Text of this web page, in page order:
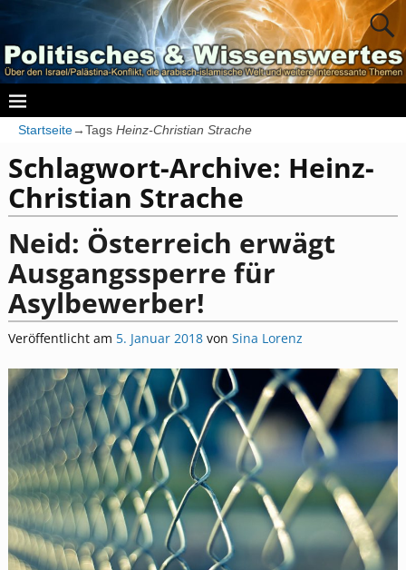
Startseite→Tags Heinz-Christian Strache
Schlagwort-Archive: Heinz-
Christian Strache
Neid: Österreich erwägt
Ausgangssperre für
Asylbewerber!
Veröffentlicht am 5. Januar 2018 von Sina Lorenz